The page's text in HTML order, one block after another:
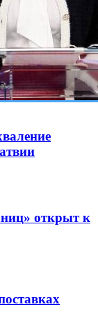
открыт к